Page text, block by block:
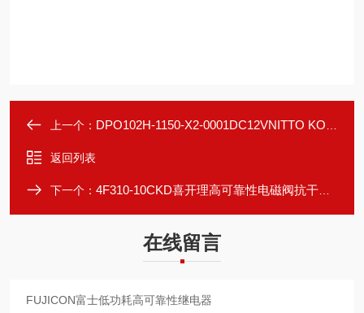
上一个： DPO102H-1150-X2-0001DC12VNITTO KOHKI日东工器原装正品隔膜泵
返回列表
下一个： 4F310-10CKD喜开理高可靠性电磁阀抗干扰设计
在线留言